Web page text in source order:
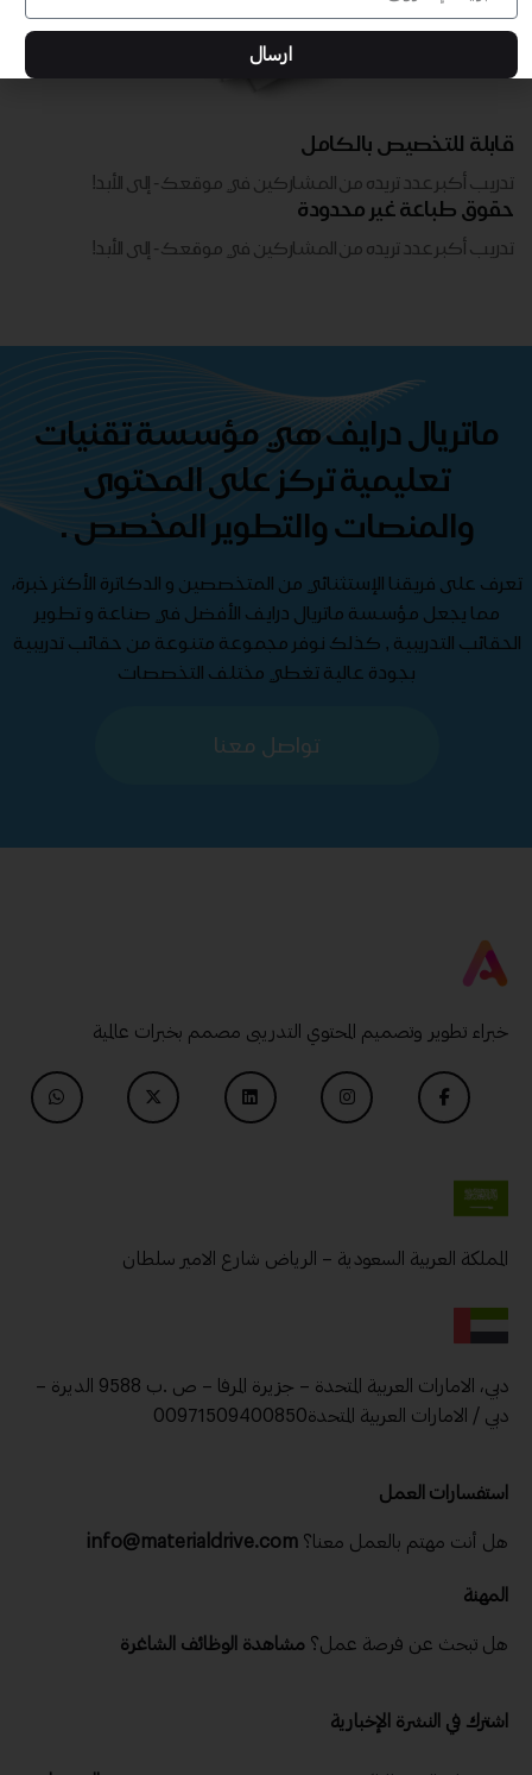
قابلة للتخصيص بالكامل
تدريب أكبر عدد تريده من المشاركين في موقعك - ​​إلى الأبد!
حقوق طباعة غير محدودة
تدريب أكبر عدد تريده من المشاركين في موقعك - ​​إلى الأبد!
ماتريال درايف هي مؤسسة تقنيات
تعليمية تركز على المحتوى
والمنصات والتطوير المخصص .
تعرف على فريقنا الإستثنائي من المتخصصين و الدكاترة الأكثر خبرة،
مما يجعل مؤسسة ماتريال درايف الأفضل في صناعة و تطوير
الحقائب التدريبية , كذلك نوفر مجموعة متنوعة من حقائب تدريبية
بجودة عالية تغطي مختلف التخصصات
تواصل معنا
خبراء تطوير وتصميم المحتوي التدريبى مصمم بخبرات عالمية
المملكة العربية السعودية – الرياض شارع الامير سلطان
دبي، الامارات العربية المتحدة – جزيرة المرفا – ص .ب 9588 الديرة –
دبي / الامارات العربية المتحدة00971509400850
استفسارات العمل
هل أنت مهتم بالعمل معنا؟ info@materialdrive.com
المهنة
هل تبحث عن فرصة عمل؟ مشاهدة الوظائف الشاغرة
اشترك في النشرة الإخبارية
ارسال